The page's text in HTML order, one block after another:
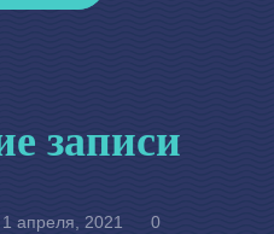
записи
1 апреля, 2021 0